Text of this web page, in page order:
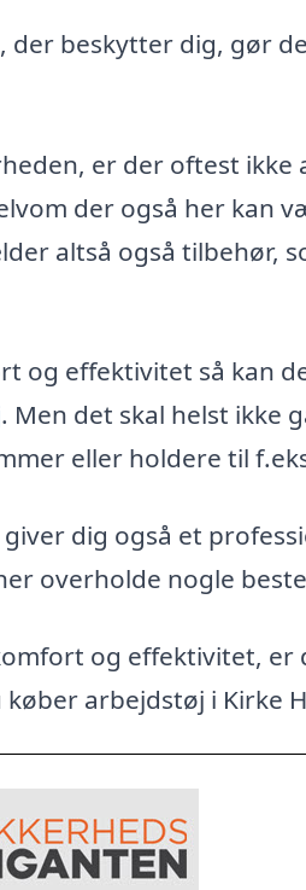
der beskytter dig, gør
er der oftest ikke
der også her kan
altså også tilbehør,
og effektivitet så kan
. Men det skal helst ikke
eller holdere til
dig også et
overholde nogle
og effektivitet, er
arbejdstøj i Kirke